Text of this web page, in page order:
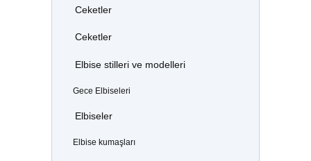
Ceketler
Ceketler
Elbise stilleri ve modelleri
Gece Elbiseleri
Elbiseler
Elbise kumaşları